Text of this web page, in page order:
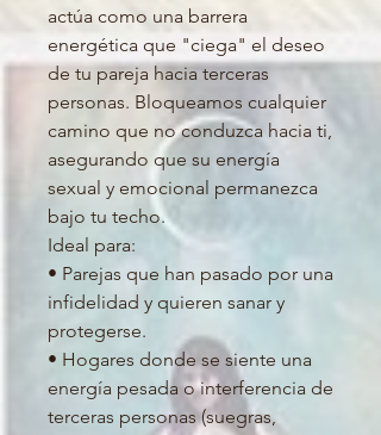
actúa como una barrera
energética que "ciega" el deseo
de tu pareja hacia terceras
personas. Bloqueamos cualquier
camino que no conduzca hacia ti,
asegurando que su energía
sexual y emocional permanezca
bajo tu techo.
Ideal para:
• Parejas que han pasado por una
infidelidad y quieren sanar y
protegerse.
• Hogares donde se siente una
energía pesada o interferencia de
terceras personas (suegras,